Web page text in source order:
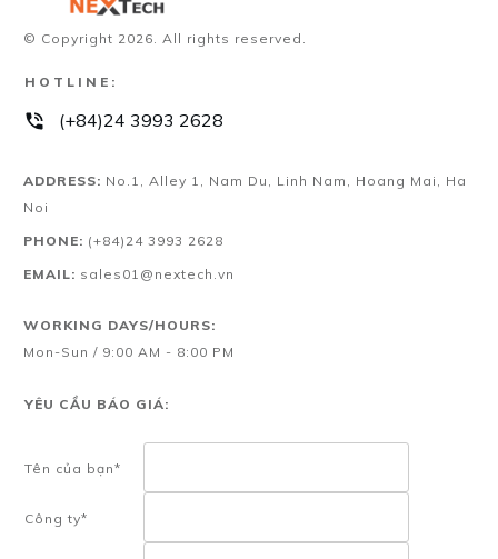
© Copyright 2026. All rights reserved.
HOTLINE:
(+84)24 3993 2628
ADDRESS: No.1, Alley 1, Nam Du, Linh Nam, Hoang Mai, Ha
Noi
PHONE: (+84)24 3993 2628
EMAIL: sales01@nextech.vn
WORKING DAYS/HOURS:
Mon-Sun / 9:00 AM - 8:00 PM
YÊU CẦU BÁO GIÁ:
Tên của bạn*
Công ty*